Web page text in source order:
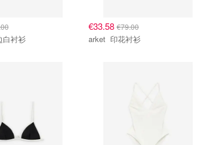
边白衬衫
€33.58 €79.00
arket 印花衬衫